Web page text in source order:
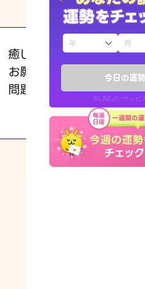
今日の運
※LINE占いサービ
よくある質問
えもじの子（占）
お知らせ
癒し系でおしゃべりしたく
お願いしてます(笑)
問題解決もピカイチ！